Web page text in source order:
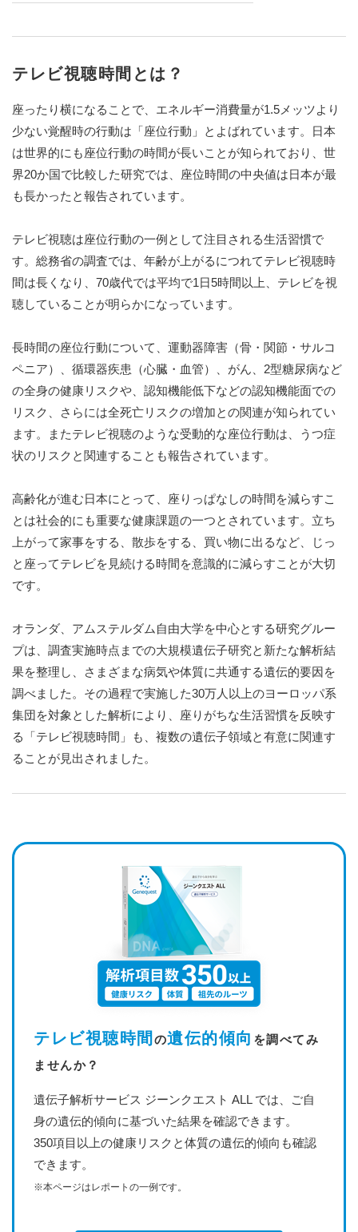
テレビ視聴時間とは？
座ったり横になることで、エネルギー消費量が1.5メッツより
少ない覚醒時の行動は「座位行動」とよばれています。日本
は世界的にも座位行動の時間が長いことが知られており、世
界20か国で比較した研究では、座位時間の中央値は日本が最
も長かったと報告されています。
テレビ視聴は座位行動の一例として注目される生活習慣で
す。総務省の調査では、年齢が上がるにつれてテレビ視聴時
間は長くなり、70歳代では平均で1日5時間以上、テレビを視
聴していることが明らかになっています。
長時間の座位行動について、運動器障害（骨・関節・サルコ
ペニア）、循環器疾患（心臓・血管）、がん、2型糖尿病など
の全身の健康リスクや、認知機能低下などの認知機能面での
リスク、さらには全死亡リスクの増加との関連が知られてい
ます。またテレビ視聴のような受動的な座位行動は、うつ症
状のリスクと関連することも報告されています。
高齢化が進む日本にとって、座りっぱなしの時間を減らすこ
とは社会的にも重要な健康課題の一つとされています。立ち
上がって家事をする、散歩をする、買い物に出るなど、じっ
と座ってテレビを見続ける時間を意識的に減らすことが大切
です。
オランダ、アムステルダム自由大学を中心とする研究グルー
プは、調査実施時点までの大規模遺伝子研究と新たな解析結
果を整理し、さまざまな病気や体質に共通する遺伝的要因を
調べました。その過程で実施した30万人以上のヨーロッパ系
集団を対象とした解析により、座りがちな生活習慣を反映す
る「テレビ視聴時間」も、複数の遺伝子領域と有意に関連す
ることが見出されました。
テレビ視聴時間 の遺伝的傾向 を調べてみ
ませんか？
遺伝子解析サービス ジーンクエスト ALL では、ご自
身の遺伝的傾向に基づいた結果を確認できます。
350項目以上の健康リスクと体質の遺伝的傾向も確認
できます。
※本ページはレポートの一例です。